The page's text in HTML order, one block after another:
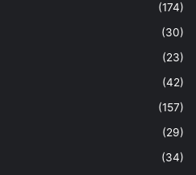
(174)
(30)
(23)
(42)
(157)
(29)
(34)